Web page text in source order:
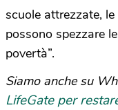
scuole attrezzate,
possono spezzare
povertà”.
Siamo anche su
LifeGate per